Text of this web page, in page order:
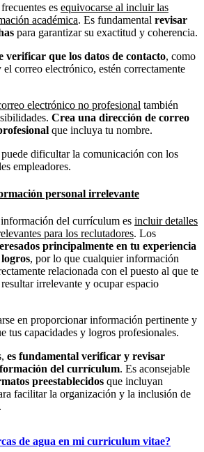
es equivocarse al incluir las
académica. Es fundamental revisar
para garantizar su exactitud y coherencia.
verificar que los datos de contacto, como
correo electrónico, estén correctamente
electrónico no profesional también
Crea una dirección de correo
que incluya tu nombre.
dificultar la comunicación con los
empleadores.
personal irrelevante
del currículum es incluir detalles
para los reclutadores. Los
principalmente en tu experiencia
, por lo que cualquier información
relacionada con el puesto al que te
irrelevante y ocupar espacio
en proporcionar información pertinente y
tus capacidades y logros profesionales.
es fundamental verificar y revisar
del currículum. Es aconsejable
preestablecidos que incluyan
facilitar la organización y la inclusión de
de agua en mi curriculum vitae?